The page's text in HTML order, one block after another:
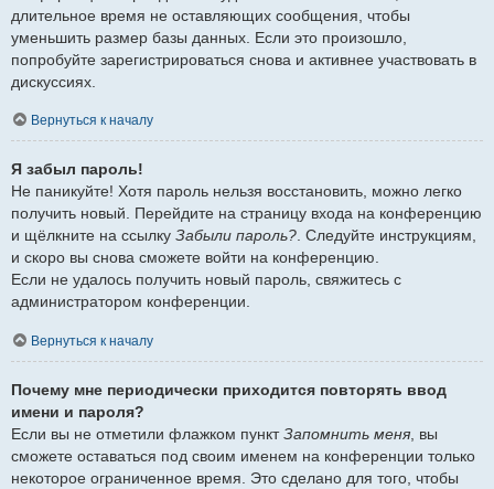
длительное время не оставляющих сообщения, чтобы
уменьшить размер базы данных. Если это произошло,
попробуйте зарегистрироваться снова и активнее участвовать в
дискуссиях.
Вернуться к началу
Я забыл пароль!
Не паникуйте! Хотя пароль нельзя восстановить, можно легко
получить новый. Перейдите на страницу входа на конференцию
и щёлкните на ссылку Забыли пароль?. Следуйте инструкциям,
и скоро вы снова сможете войти на конференцию.
Если не удалось получить новый пароль, свяжитесь с
администратором конференции.
Вернуться к началу
Почему мне периодически приходится повторять ввод
имени и пароля?
Если вы не отметили флажком пунктЗапомнить меня , вы
сможете оставаться под своим именем на конференции только
некоторое ограниченное время. Это сделано для того, чтобы